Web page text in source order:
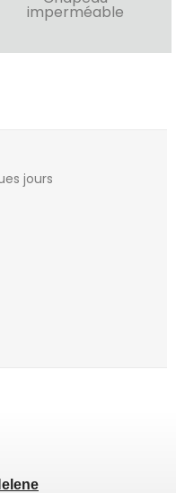
imperméable
jours